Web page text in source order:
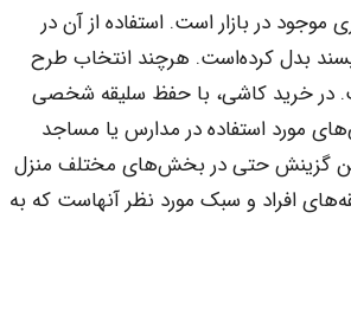
در بازار است. استفاده از آن در
بدل کرده‌است. هرچند انتخاب طرح
در خرید کاشی، با حفظ سلیقه شخصی
مورد استفاده در مدارس یا مساجد
این گزینش حتی در بخش‌های مختلف منزل
افراد و سبک مورد نظر آنهاست که به